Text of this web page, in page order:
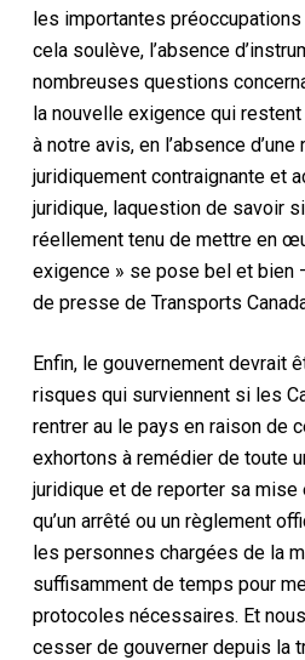
les importantes
cela soulève, l’absence
nombreuses questions
la nouvelle exigencequi restent
à notre avis, en l’absence
juridiquement contraignante et
juridique, laquestion de savoir
réellement tenu de mettre en
exigence » se pose bel et bien
de presse de Transports
Enfin, le gouvernement devrait
risques qui surviennent si les
rentrer au le pays en raison de
exhortons à remédier de toute
juridique et dereporter sa mise
qu’un arrêté ou un règlement
les personnes chargées de la
suffisamment de temps pour
protocoles nécessaires. Et
cesser de gouverner depuis la